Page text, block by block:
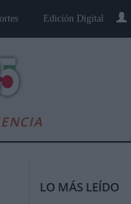
Edición Digital
LO MÁS LEÍDO